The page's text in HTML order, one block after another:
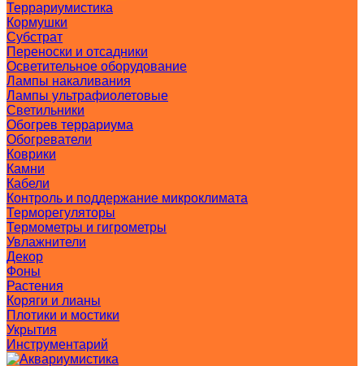
Террариумистика
Кормушки
Субстрат
Переноски и отсадники
Осветительное оборудование
Лампы накаливания
Лампы ультрафиолетовые
Светильники
Обогрев террариума
Обогреватели
Коврики
Камни
Кабели
Контроль и поддержание микроклимата
Терморегуляторы
Термометры и гигрометры
Увлажнители
Декор
Фоны
Растения
Коряги и лианы
Плотики и мостики
Укрытия
Инструментарий